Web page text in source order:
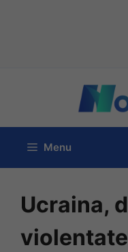
contenuto
Menu
Ucraina,